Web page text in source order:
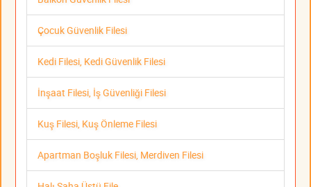
Çocuk Güvenlik Filesi
Kedi Filesi, Kedi Güvenlik Filesi
İnşaat Filesi, İş Güvenliği Filesi
Kuş Filesi, Kuş Önleme Filesi
Apartman Boşluk Filesi, Merdiven Filesi